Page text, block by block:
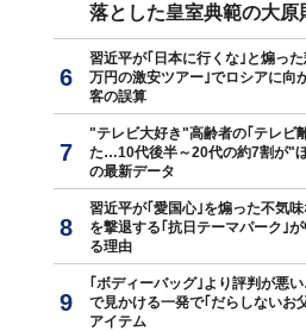
落とした皇室典範の大原
習近平が｢日本に行くな｣と煽っ
万円の激安ツアー｣でロシアに向
客の誤算
"テレビ大好き"高齢者の｢テレビ
た…10代後半～20代の約7割が"
の最新データ
習近平が｢愛国心｣を煽った不気
を撃退する｢抗日テーマパーク｣
る理由
｢ボディーバッグ｣より評判が悪
で見かける一発で｢だらしないお
アイテム